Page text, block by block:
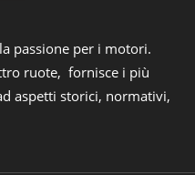
passione per i motori.
ruote, fornisce i più
aspetti storici, normativi,